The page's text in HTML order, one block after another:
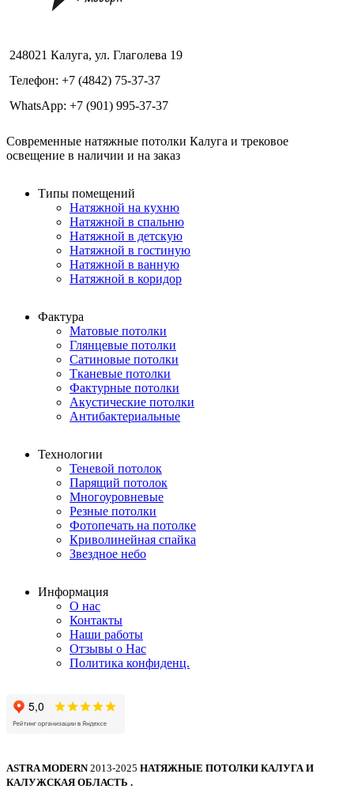
248021 Калуга, ул. Глаголева 19
Телефон: +7 (4842) 75-37-37
WhatsApp: +7 (901) 995-37-37
Современные натяжные потолки Калуга и трековое
освещение в наличии и на заказ
Типы помещений
Натяжной на кухню
Натяжной в спальню
Натяжной в детскую
Натяжной в гостиную
Натяжной в ванную
Натяжной в коридор
Фактура
Матовые потолки
Глянцевые потолки
Сатиновые потолки
Тканевые потолки
Фактурные потолки
Акустические потолки
Антибактериальные
Технологии
Теневой потолок
Парящий потолок
Многоуровневые
Резные потолки
Фотопечать на потолке
Криволинейная спайка
Звездное небо
Информация
О нас
Контакты
Наши работы
Отзывы о Нас
Политика конфиденц.
ASTRA MODERN2013-2025 НАТЯЖНЫЕ ПОТОЛКИ КАЛУГА И
КАЛУЖСКАЯ ОБЛАСТЬ .